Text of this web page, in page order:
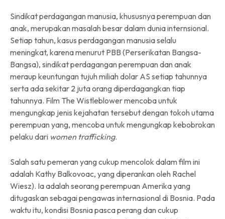
Sindikat perdagangan manusia, khususnya perempuan dan
anak, merupakan masalah besar dalam dunia internsional.
Setiap tahun, kasus perdagangan manusia selalu
meningkat, karena menurut PBB (Perserikatan Bangsa-
Bangsa), sindikat perdagangan perempuan dan anak
meraup keuntungan tujuh miliah dolar AS setiap tahunnya
serta ada sekitar 2 juta orang diperdagangkan tiap
tahunnya. Film The Wistleblower mencoba untuk
mengungkap jenis kejahatan tersebut dengan tokoh utama
perempuan yang, mencoba untuk mengungkap kebobrokan
pelaku dari women trafficking.
Salah satu pemeran yang cukup mencolok dalam film ini
adalah Kathy Balkovoac, yang diperankan oleh Rachel
Wiesz). Ia adalah seorang perempuan Amerika yang
ditugaskan sebagai pengawas internasional di Bosnia. Pada
waktu itu, kondisi Bosnia pasca perang dan cukup